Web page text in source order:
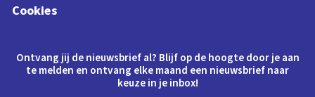
Cookies
Ontvang jij de nieuwsbrief al? Blijf op de hoogte door je aan
te melden en ontvang elke maand een nieuwsbrief naar
keuze in je inbox!